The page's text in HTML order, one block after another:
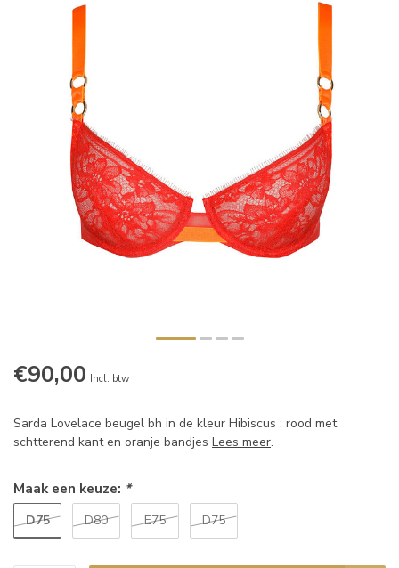
€90,00 Incl. btw
Sarda Lovelace beugel bh in de kleur Hibiscus : rood met
schtterend kant en oranje bandjes Lees meer.
Maak een keuze: *
D75 D80 E75 D75